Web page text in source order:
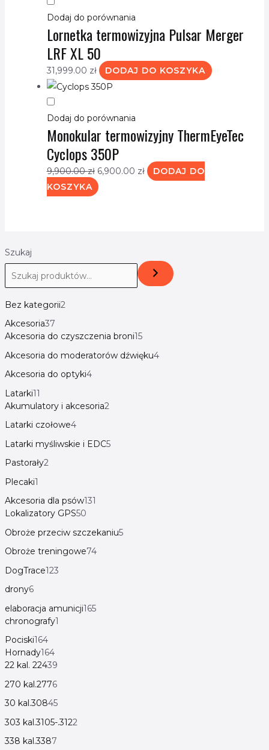
Szukaj
Bez kategorii2
Akcesoria37
Akcesoria do czyszczenia broni15
Akcesoria do moderatorów dźwięku4
Akcesoria do optyki4
Latarki11
Akumulatory i akcesoria2
Latarki czołowe4
Latarki myśliwskie i EDC5
Pastorały2
Plecaki1
Akcesoria dla psów131
Lokalizatory GPS50
Obroże przeciw szczekaniu5
Obroże treningowe74
DogTrace123
drony6
elaboracja amunicji165
chronografy1
Pociski164
Hornady164
22 kal. 22439
270 kal.2776
30 kal.30845
303 kal.3105-.3122
338 kal.3387
Dodaj do porównania
Lornetka termowizyjna Pulsar Merger
LRF XL 50
31,999.00 zł DODAJ DO KOSZYKA
Dodaj do porównania
Monokular termowizyjny ThermEyeTec
Cyclops 350P
9,900.00zł 6,900.00 zł
DODAJ DO
KOSZYKA